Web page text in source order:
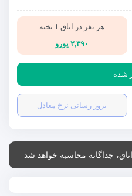
هر نفر در اتاق 1 تخته
۲,۳۹۰ یورو
شده
بروز رسانی نرخ معادل
جداگانه محاسبه خواهد شد